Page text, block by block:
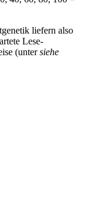
liefern also
Lese-
(untersiehe